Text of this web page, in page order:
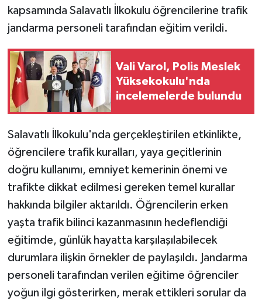
kapsamında Salavatlı İlkokulu öğrencilerine trafik
jandarma personeli tarafından eğitim verildi.
Vali Varol, Polis Meslek
Yüksekokulu'nda
incelemelerde bulundu
Salavatlı İlkokulu'nda gerçekleştirilen etkinlikte,
öğrencilere trafik kuralları, yaya geçitlerinin
doğru kullanımı, emniyet kemerinin önemi ve
trafikte dikkat edilmesi gereken temel kurallar
hakkında bilgiler aktarıldı. Öğrencilerin erken
yaşta trafik bilinci kazanmasının hedeflendiği
eğitimde, günlük hayatta karşılaşılabilecek
durumlara ilişkin örnekler de paylaşıldı. Jandarma
personeli tarafından verilen eğitime öğrenciler
yoğun ilgi gösterirken, merak ettikleri sorular da